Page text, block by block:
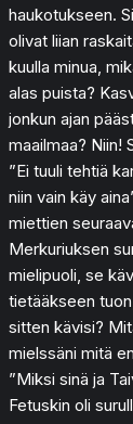
haukotukseen.
olivat liian
kuulla minua,
alas puista?
jonkun ajan
maailmaa? Niin!
”Ei tuuli tehtiä
niin vain käy
miettien
Merkuriuksen
mielipuoli, se
tietääkseen
sitten kävisi?
mielssäni mitä
”Miksi sinä ja
Fetuskin oli